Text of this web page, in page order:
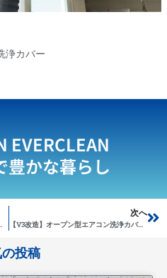
浄カバー
EVERCLEAN
豊かな暮らし
浄カバー SA-P01D
次へ
【V3改造】オープン型エアコン洗浄カバーSA-N08M
の投稿